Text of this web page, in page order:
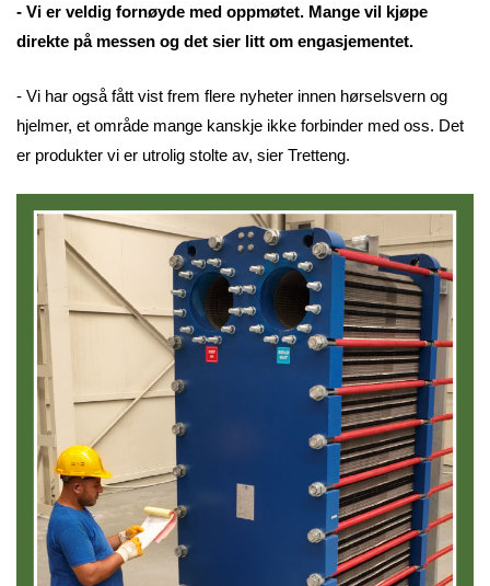
- Vi er veldig fornøyde med oppmøtet. Mange vil kjøpe
direkte på messen og det sier litt om engasjementet.
- Vi har også fått vist frem flere nyheter innen hørselsvern og
hjelmer, et område mange kanskje ikke forbinder med oss. Det
er produkter vi er utrolig stolte av, sier Tretteng.